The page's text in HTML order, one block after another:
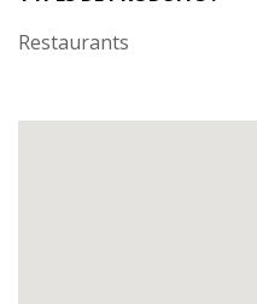
Restaurants